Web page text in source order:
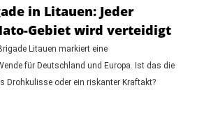
in Litauen: Jeder
Gebiet wird verteidigt
Litauen markiert eine
für Deutschland und Europa. Ist das die
Drohkulisse oder ein riskanter Kraftakt?